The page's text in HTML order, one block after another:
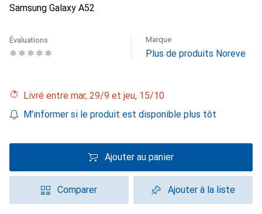
Samsung Galaxy A52
Évaluations Marque
Plus de produits Noreve
Livré entre mar, 29/9 et jeu, 15/10
M'informer si le produit est disponible plus tôt
Ajouter au panier
Comparer Ajouter à la liste